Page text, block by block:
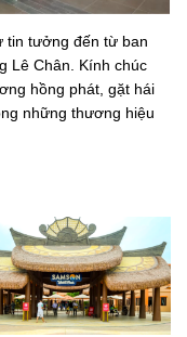
tin tưởng đến từ ban
Lê Chân. Kính chúc
hồng phát, gặt hái
những thương hiệu